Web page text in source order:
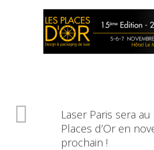
Laser Paris sera
Places d’Or en
prochain !